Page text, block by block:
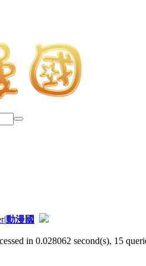
|動漫國
in 0.028062 second(s), 15